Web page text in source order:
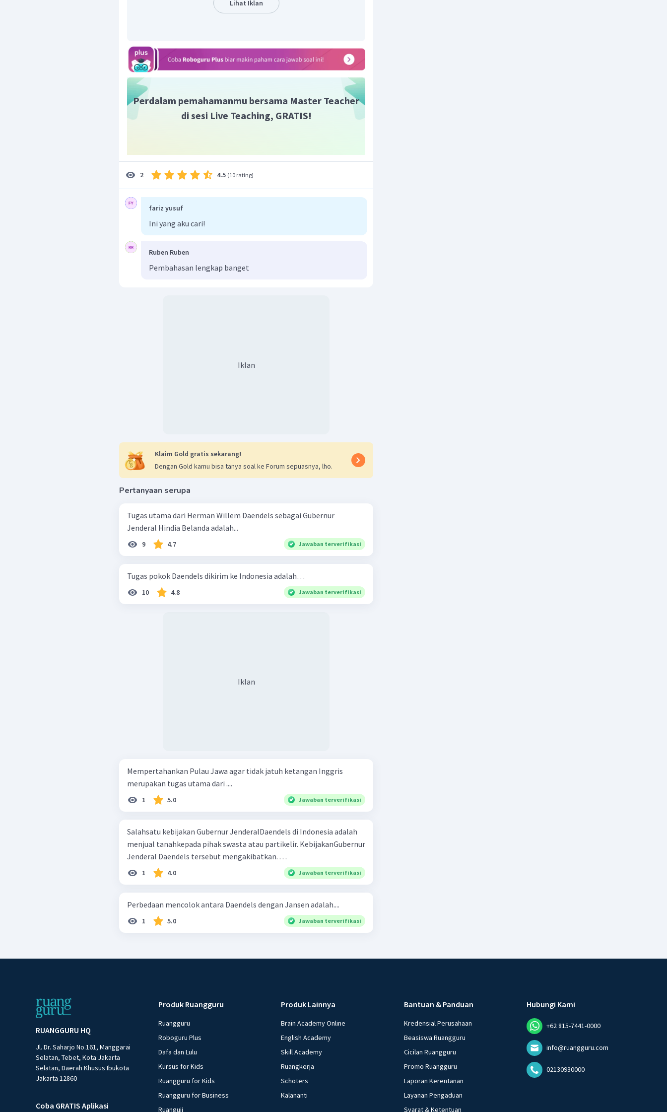
seorang gubernur jenderal bisa memecat birokrat manapun yang
Lihat Iklan
Perdalam pemahamanmu bersama Master Teacher
di sesi Live Teaching, GRATIS!
2 4.5 (10 rating)
fariz yusuf
Ini yang aku cari!
Ruben Ruben
Pembahasan lengkap banget
Iklan
Klaim Gold gratis sekarang!
Dengan Gold kamu bisa tanya soal ke Forum sepuasnya, lho.
Pertanyaan serupa
Tugas utama dari Herman Willem Daendels sebagai Gubernur
Jenderal Hindia Belanda adalah...
9 4.7 Jawaban terverifikasi
Tugas pokok Daendels dikirim ke Indonesia adalah…
10 4.8 Jawaban terverifikasi
Iklan
Mempertahankan Pulau Jawa agar tidak jatuh ketangan Inggris
merupakan tugas utama dari ....
1 5.0 Jawaban terverifikasi
Salahsatu kebijakan Gubernur JenderalDaendels di Indonesia adalah
menjual tanahkepada pihak swasta atau partikelir. KebijakanGubernur
Jenderal Daendels tersebut mengakibatkan. . . .
1 4.0 Jawaban terverifikasi
Perbedaan mencolok antara Daendels dengan Jansen adalah....
1 5.0 Jawaban terverifikasi
RUANGGURU HQ
Jl. Dr. Saharjo No.161, Manggarai
Selatan, Tebet, Kota Jakarta
Selatan, Daerah Khusus Ibukota
Jakarta 12860
Coba GRATIS Aplikasi
Produk Ruangguru
Ruangguru
Roboguru Plus
Dafa dan Lulu
Kursus for Kids
Ruangguru for Kids
Ruangguru for Business
Ruanguji
Produk Lainnya
Brain Academy Online
English Academy
Skill Academy
Ruangkerja
Schoters
Kalananti
Bantuan & Panduan
Kredensial Perusahaan
Beasiswa Ruangguru
Cicilan Ruangguru
Promo Ruangguru
Laporan Kerentanan
Layanan Pengaduan
Syarat & Ketentuan
Hubungi Kami
+62 815-7441-0000
info@ruangguru.com
02130930000